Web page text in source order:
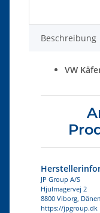
Beschreibung
VW
JP Group A/S
Hjulmagervej 2
8800 Viborg,
https://jpgroup.dk